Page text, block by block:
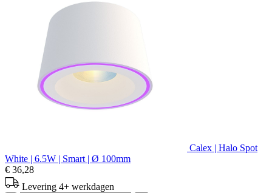
Calex | Halo Spot
White | 6.5W | Smart | Ø 100mm
€ 36,28
Levering 4+ werkdagen